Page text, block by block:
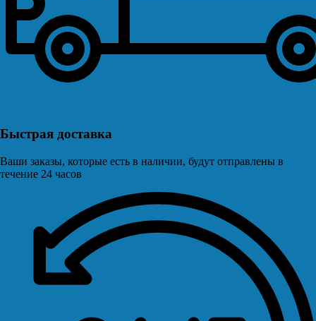
Быстрая доставка
Ваши заказы, которые есть в наличии, будут отправлены в
течение 24 часов